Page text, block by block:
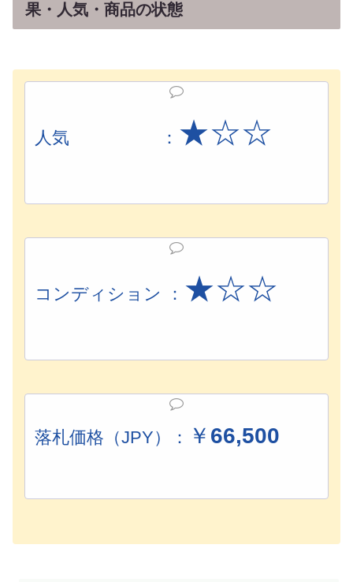
果・人気・商品の状態
人気 ： ★☆☆
コンディション ： ★☆☆
落札価格（JPY）： ￥ 66,500